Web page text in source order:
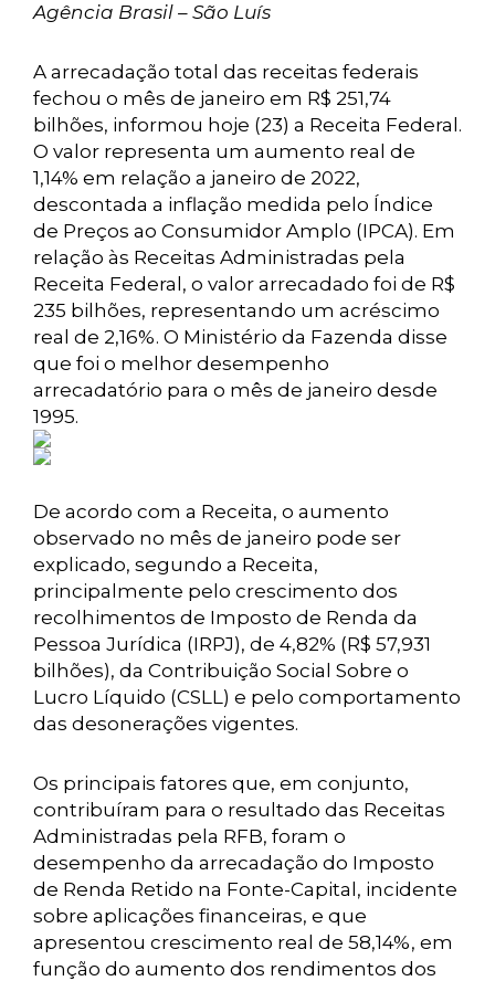
Agência Brasil – São Luís
A arrecadação total das receitas federais
fechou o mês de janeiro em R$ 251,74
bilhões, informou hoje (23) a Receita Federal.
O valor representa um aumento real de
1,14% em relação a janeiro de 2022,
descontada a inflação medida pelo Índice
de Preços ao Consumidor Amplo (IPCA). Em
relação às Receitas Administradas pela
Receita Federal, o valor arrecadado foi de R$
235 bilhões, representando um acréscimo
real de 2,16%. O Ministério da Fazenda disse
que foi o melhor desempenho
arrecadatório para o mês de janeiro desde
1995.
De acordo com a Receita, o aumento
observado no mês de janeiro pode ser
explicado, segundo a Receita,
principalmente pelo crescimento dos
recolhimentos de Imposto de Renda da
Pessoa Jurídica (IRPJ), de 4,82% (R$ 57,931
bilhões), da Contribuição Social Sobre o
Lucro Líquido (CSLL) e pelo comportamento
das desonerações vigentes.
Os principais fatores que, em conjunto,
contribuíram para o resultado das Receitas
Administradas pela RFB, foram o
desempenho da arrecadação do Imposto
de Renda Retido na Fonte-Capital, incidente
sobre aplicações financeiras, e que
apresentou crescimento real de 58,14%, em
função do aumento dos rendimentos dos